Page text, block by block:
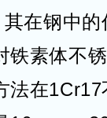
在钢中
铁素体不
法在1Cr17